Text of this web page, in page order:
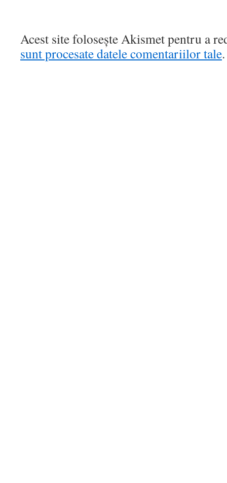
Acest site folosește Akismet pentru a
sunt procesate datele comentariilor tale.